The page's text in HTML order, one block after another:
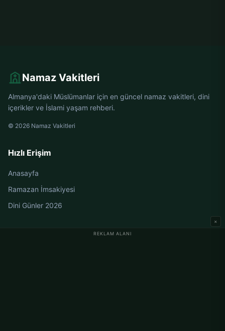
REKLAM ALANI
×
Namaz Vakitleri
Almanya'daki Müslümanlar için en güncel namaz vakitleri, dini
içerikler ve İslami yaşam rehberi.
© 2026 Namaz Vakitleri
Hızlı Erişim
Anasayfa
Ramazan İmsakiyesi
Dini Günler 2026
Almanya Namaz Vakitleri